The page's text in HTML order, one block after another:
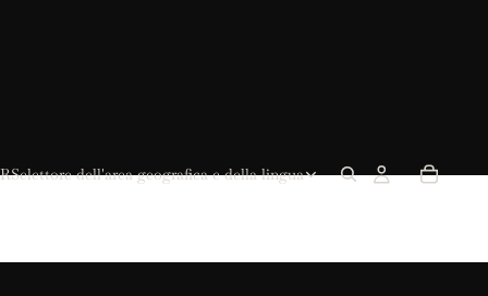
Selettore dell'area geografica e della lingua